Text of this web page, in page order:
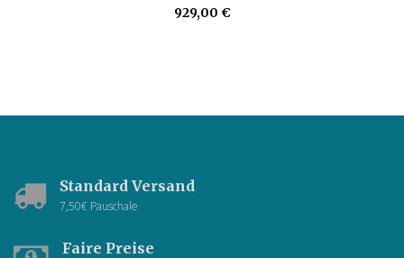
929,00 €
Standard Versand
7,50€ Pauschale
Faire Preise